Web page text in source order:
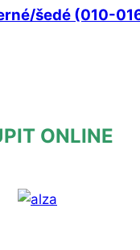
šedé (010-
ONLINE